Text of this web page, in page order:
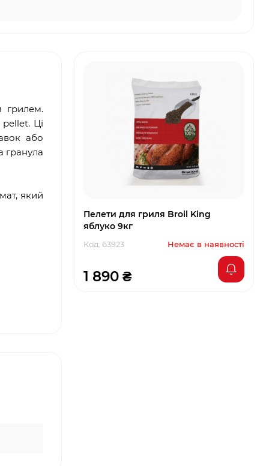
грилем.
Ці
або
гранула
який
Пелети для гриля Broil King
яблуко 9кг
Код: 63923 Немає в наявності
1 890 ₴